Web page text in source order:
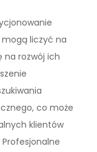
liczyć na
na rozwój ich
co może
klientów